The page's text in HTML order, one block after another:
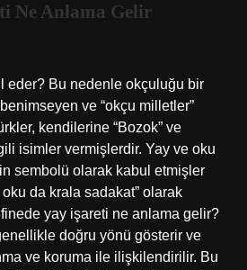
Ne Anlama Gelir
eder? Bu nedenle okçuluğu bir
ve “okçu milletler”
kendilerine “Bozok” ve
isimler vermişlerdir. Yay ve oku
sembolü olarak kabul etmişler
oku da krala sadakat” olarak
yay işareti ne anlama gelir?
doğru yönü gösterir ve
ve koruma ile ilişkilendirilir. Bu